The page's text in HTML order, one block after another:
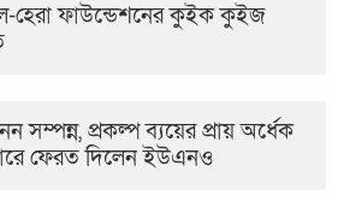
ফাউন্ডেশনের কুইক কুইজ
সম্পন্ন, প্রকল্প ব্যয়ের প্রায় অর্ধেক
ফেরত দিলেন ইউএনও